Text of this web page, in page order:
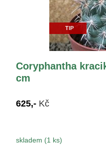
TIP
Coryphantha
cm
625,- Kč
skladem (1 ks)